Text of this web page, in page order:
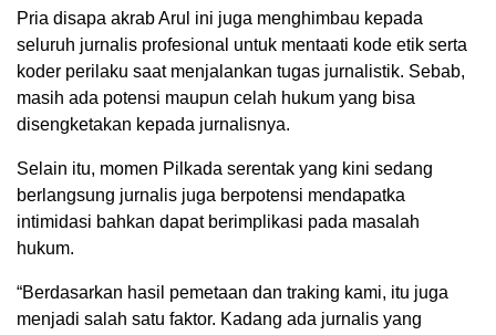
Pria disapa akrab Arul ini juga menghimbau kepada
seluruh jurnalis profesional untuk mentaati kode etik serta
koder perilaku saat menjalankan tugas jurnalistik. Sebab,
masih ada potensi maupun celah hukum yang bisa
disengketakan kepada jurnalisnya.
Selain itu, momen Pilkada serentak yang kini sedang
berlangsung jurnalis juga berpotensi mendapatka
intimidasi bahkan dapat berimplikasi pada masalah
hukum.
“Berdasarkan hasil pemetaan dan traking kami, itu juga
menjadi salah satu faktor. Kadang ada jurnalis yang